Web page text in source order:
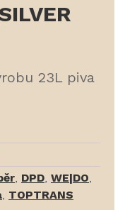
23L piva
DPD WE|DO
TOPTRANS